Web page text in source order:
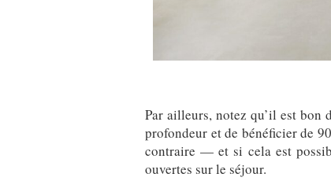
Par ailleurs, notez qu’il est
profondeur et de bénéficier de
contraire — et si cela est
ouvertes sur le séjour.